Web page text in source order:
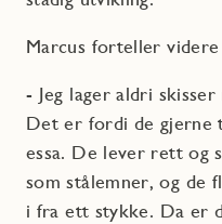
Marcus forteller
- Jeg lager aldri
Det er fordi de gjerne
essa. De lever rett og
som stålemner, og de
i fra ett stykke. Da er